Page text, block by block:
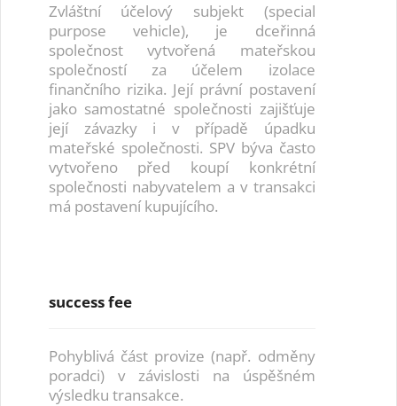
Zvláštní účelový subjekt (special
purpose vehicle), je dceřinná
společnost vytvořená mateřskou
společností za účelem izolace
finančního rizika. Její právní postavení
jako samostatné společnosti zajišťuje
její závazky i v případě úpadku
mateřské společnosti. SPV býva často
vytvořeno před koupí konkrétní
společnosti nabyvatelem a v transakci
má postavení kupujícího.
success fee
Pohyblivá část provize (např. odměny
poradci) v závislosti na úspěšném
výsledku transakce.